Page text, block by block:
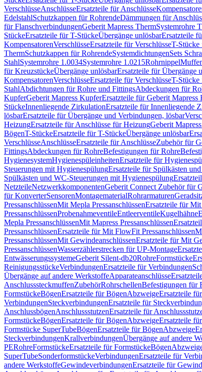
VerschlüsseAnschlüsseErsatzteile für Anschlüsse
EdelstahlSchutzkappen für RohrendeDämmungen für
für FlanschverbindungenGeberit Mapress ThermSystemrohre
StückeErsatzteile für T-StückeÜbergänge unlösbarErsatzteile
KompensatorenVerschlüsseErsatzteile für VerschlüsseT-
ThermSchutzkappen für RohrendeSystemdichtungenSets
StahlSystemrohre 1.0034Systemrohre 1.0215Rohrnippel
für KreuzstückeÜbergänge unlösbarErsatzteile für Übergänge
KompensatorenVerschlüsseErsatzteile für VerschlüsseT-
StahlAbdichtungen für Rohre und FittingsAbdeckungen für
KupferGeberit Mapress KupferErsatzteile für Geberit Mapress
StückeInnenliegende ZirkulationErsatzteile für Innenliegende
lösbarErsatzteile für Übergänge und Verbindungen, lösbar
HeizungErsatzteile für Anschlüsse für HeizungGeberit
BögenT-StückeErsatzteile für T-StückeÜbergänge unlösbar
VerschlüsseAnschlüsseErsatzteile für AnschlüsseZubehör für
FittingsAbdeckungen für RohreBefestigungen für Rohre
HygienesystemHygienespüleinheitenErsatzteile für
Steuerungen mit HygienespülungErsatzteile für Spülkästen
Spülkästen und WC-Steuerungen mit Hygienespülung
NetzteileNetzwerkkomponentenGeberit Connect Zubehör für
für KonverterSensorenMontagematerialRohrarmaturen
PressanschlüssenMit Mepla PressanschlüssenErsatzteile für Mit
PressanschlüssenProbenahmeventileEntleerventileKugelhähne
Mepla PressanschlüssenMit Mapress Pressanschlüssen
PressanschlüssenErsatzteile für Mit FlowFit Pressanschlüssen
PressanschlüssenMit GewindeanschlüssenErsatzteile für Mit
PressanschlüssenWasserzählerstrecken für UP-Montage
EntwässerungssystemeGeberit Silent-db20RohreFormstücke
ReinigungsstückeVerbindungenErsatzteile für Verbindungen
Übergänge auf andere WerkstoffeApparateanschlüsse
AnschlusssteckmuffenZubehörRohrschellenBefestigungen für
FormstückeBögenErsatzteile für BögenAbzweigeErsatzteile
VerbindungenSteckverbindungenErsatzteile für
AnschlussbögenAnschlussstutzenErsatzteile für
FormstückeBögenErsatzteile für BögenAbzweigeErsatzteile
Formstücke SuperTubeBögenErsatzteile für BögenAbzweige
SteckverbindungenKrallverbindungenÜbergänge auf andere
PERohreFormstückeErsatzteile für FormstückeBögen
SuperTubeSonderformstückeVerbindungenErsatzteile für
andere WerkstoffeGewindeverbindungenErsatzteile für